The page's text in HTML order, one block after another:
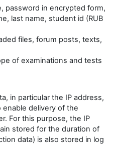
password in encrypted form,
last name, student id (RUB
files, forum posts, texts,
of examinations and tests
in particular the IP address,
delivery of the
For this purpose, the IP
stored for the duration of
data) is also stored in log